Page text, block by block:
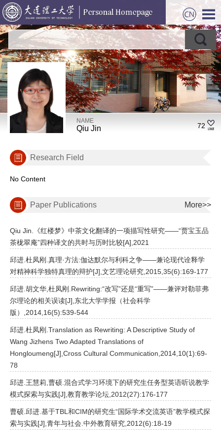
NAME
Qiu Jin 72
Research Field
No Content
Paper Publications More>>
Qiu Jin.《红楼梦》中茶文化翻译的一项描写性研究——“贾宝玉品
茶栊翠庵”四种译文的共时与历时比较[A],2021
邱进.杜凤刚.真理·方法:伽达默尔与利科之争——兼论现代诠释学
对精神科学独特真理的辩护[J],文艺理论研究,2015,35(6):169-177
邱进.胡文华,杜凤刚.Rewriting:“改写”还是“重写”——兼评对勒菲弗
尔理论的相关误读[J],东北大学学报（社会科学
版）,2014,16(5):539-544
邱进.杜凤刚.Translation as Rewriting: A Descriptive Study of
Wang Jizhens Two Adapted Translations of
Hongloumeng[J],Cross Cultural Communication,2014,10(1):69-
78
邱进.王慧莉,曹硕.混合式学习环境下的研究生任务型英语听说教学
模式探索与实践[J],教育教学论坛,2012(27):176-177
曹硕.邱进.基于TBL和CIM的研究生“国际学术交流英语”教学模式探
索与实践[J],青年与社会.中外教育研究,2012(6):18-19